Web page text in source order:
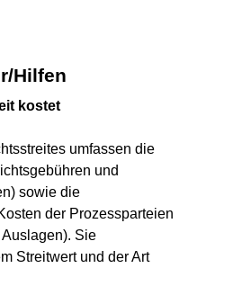
Hilfen
kostet
umfassen die
und
sowie die
der Prozessparteien
Sie
Streitwert und der Art